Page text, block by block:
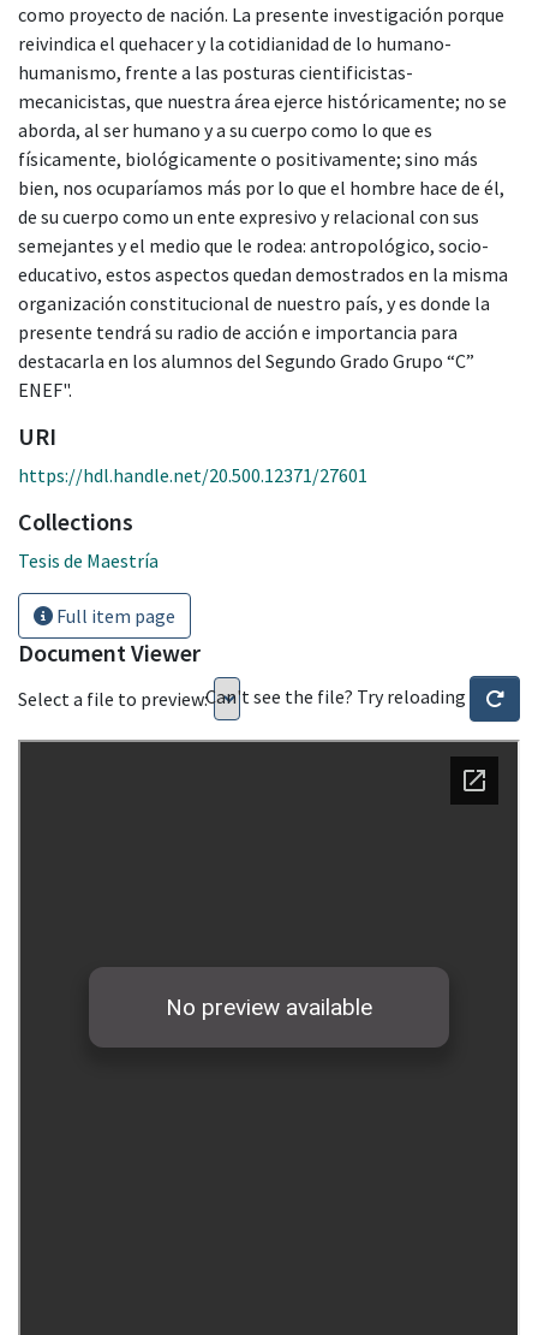
como proyecto de nación. La presente investigación porque
reivindica el quehacer y la cotidianidad de lo humano-
humanismo, frente a las posturas cientificistas-
mecanicistas, que nuestra área ejerce históricamente; no se
aborda, al ser humano y a su cuerpo como lo que es
físicamente, biológicamente o positivamente; sino más
bien, nos ocuparíamos más por lo que el hombre hace de él,
de su cuerpo como un ente expresivo y relacional con sus
semejantes y el medio que le rodea: antropológico, socio-
educativo, estos aspectos quedan demostrados en la misma
organización constitucional de nuestro país, y es donde la
presente tendrá su radio de acción e importancia para
destacarla en los alumnos del Segundo Grado Grupo “C”
ENEF".
URI
https://hdl.handle.net/20.500.12371/27601
Collections
Tesis de Maestría
Full item page
Document Viewer
Select a file to preview:Can't see the file? Try reloading